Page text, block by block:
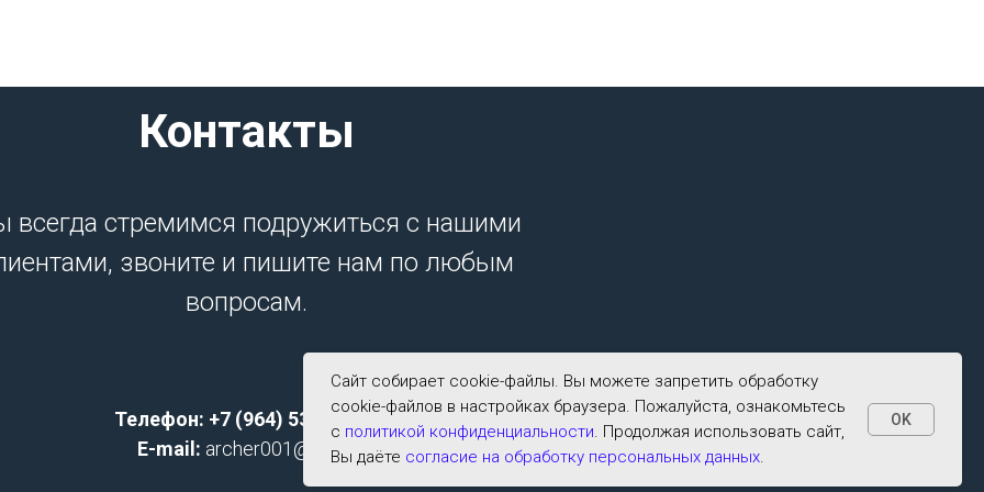
Контакты
всегда стремимся подружиться с нашими
звоните и пишите нам по любым
вопросам.
Телефон: +7 (964) 533-2591;
E-mail: archer001@list.ru
Сайт собирает cookie-файлы. Вы можете запретить обработку
cookie-файлов в настройках браузера. Пожалуйста, ознакомьтесь
с политикой конфиденциальности. Продолжая использовать сайт,
Вы даёте согласие на обработку персональных данных.
OK